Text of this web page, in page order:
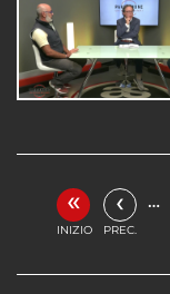
«
INIZIO
‹
PREC.
…